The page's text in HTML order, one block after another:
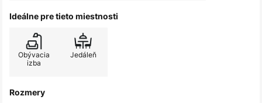
Ideálne pre tieto miestnosti
Obývacia
izba
Jedáleň
Rozmery